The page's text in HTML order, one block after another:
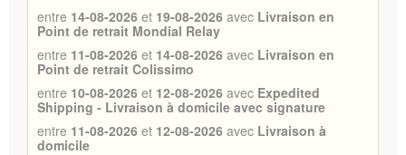
entre 14-08-2026 et 19-08-2026 avec Livraison en
Point de retrait Mondial Relay
entre 11-08-2026 et 14-08-2026 avec Livraison en
Point de retrait Colissimo
entre 10-08-2026 et 12-08-2026 avec Expedited
Shipping - Livraison à domicile avec signature
entre 11-08-2026 et 12-08-2026 avec Livraison à
domicile